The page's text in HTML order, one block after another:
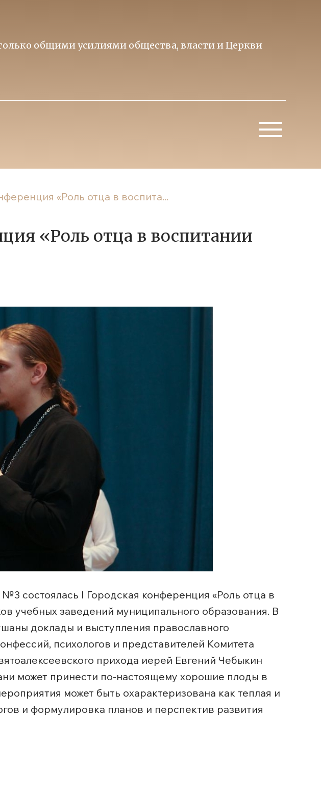
общими усилиями общества, власти и Церкви
«Роль отца в воспита...
«Роль отца в воспитании
состоялась I Городская конференция «Роль отца в
учебных заведений муниципального образования. В
доклады и выступления православного
психологов и представителей Комитета
прихода иерей Евгений Чебыкин
может принести по-настоящему хорошие плоды в
может быть охарактеризована как теплая и
и формулировка планов и перспектив развития